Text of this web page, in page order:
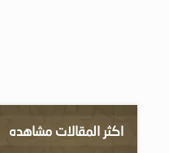
اكثر المقالات مشاهده